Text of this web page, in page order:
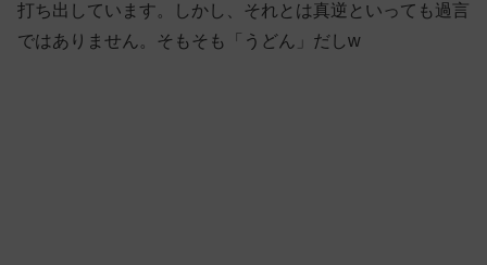
打ち出しています。しかし、それとは真逆といっても過言
ではありません。そもそも「うどん」だしw